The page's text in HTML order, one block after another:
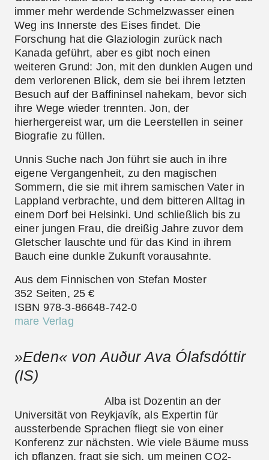
immer mehr werdende Schmelzwasser einen
Weg ins Innerste des Eises findet. Die
Forschung hat die Glaziologin zurück nach
Kanada geführt, aber es gibt noch einen
weiteren Grund: Jon, mit den dunklen Augen und
dem verlorenen Blick, dem sie bei ihrem letzten
Besuch auf der Baffininsel nahekam, bevor sich
ihre Wege wieder trennten. Jon, der
hierhergereist war, um die Leerstellen in seiner
Biografie zu füllen.
Unnis Suche nach Jon führt sie auch in ihre
eigene Vergangenheit, zu den magischen
Sommern, die sie mit ihrem samischen Vater in
Lappland verbrachte, und dem bitteren Alltag in
einem Dorf bei Helsinki. Und schließlich bis zu
einer jungen Frau, die dreißig Jahre zuvor dem
Gletscher lauschte und für das Kind in ihrem
Bauch eine dunkle Zukunft vorausahnte.
Aus dem Finnischen von Stefan Moster
352 Seiten, 25 €
ISBN 978-3-86648-742-0
mare Verlag
»Eden« von Auður Ava Ólafsdóttir
(IS)
Alba ist Dozentin an der
Universität von Reykjavík, als Expertin für
aussterbende Sprachen fliegt sie von einer
Konferenz zur nächsten. Wie viele Bäume muss
ich pflanzen, fragt sie sich, um meinen CO2-